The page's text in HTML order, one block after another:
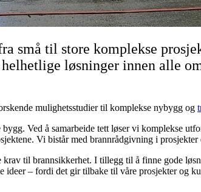
små til store komplekse
løsninger innen alle
mulighetsstudier til komplekse nybygg og
Ved å samarbeide tett løser vi komplekse
Vi bistår med brannrådgivning i prosjekter
til brannsikkerhet. I tillegg til å finne gode
– fordi det gir tilbake til våre prosjekter og